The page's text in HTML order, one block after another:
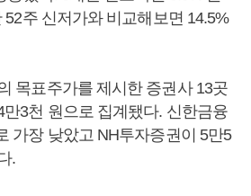
52주 신저가와 비교해보면 14.5%
목표주가를 제시한 증권사 13곳
3천 원으로 집계됐다. 신한금융
가장 낮았고 NH투자증권이 5만5
.